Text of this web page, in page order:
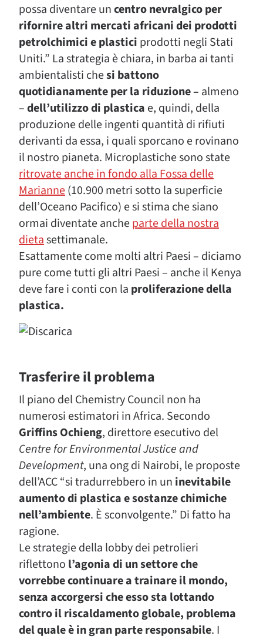
possa diventare uncentro nevralgico per
rifornire altri mercati africani dei prodotti
petrolchimici e plastici prodotti negli Stati
Uniti.” La strategia è chiara, in barba ai tanti
ambientalisti chesi battono
quotidianamente per la riduzione – almeno
–dell’utilizzo di plastica e, quindi, della
produzione delle ingenti quantità di rifiuti
derivanti da essa, i quali sporcano e rovinano
il nostro pianeta. Microplastiche sono state
ritrovate anche in fondo alla Fossa delle
Marianne(10.900 metri sotto la superficie
dell’Oceano Pacifico) e si stima che siano
ormai diventate ancheparte della nostra
dietasettimanale.
Esattamente come molti altri Paesi – diciamo
pure come tutti gli altri Paesi – anche il Kenya
deve fare i conti con la proliferazione della
plastica.
Trasferire il problema
Il piano del Chemistry Council non ha
numerosi estimatori in Africa. Secondo
Griffins Ochieng, direttore esecutivo del
Centre for Environmental Justice and
Development, una ong di Nairobi, le proposte
dell’ACC “si tradurrebbero in un inevitabile
aumento di plastica e sostanze chimiche
nell’ambiente. È sconvolgente.” Di fatto ha
ragione.
Le strategie della lobby dei petrolieri
riflettono l’agonia di un settore che
vorrebbe continuare a trainare il mondo,
senza accorgersi che esso sta lottando
contro il riscaldamento globale, problema
del quale è in gran parte responsabile. I